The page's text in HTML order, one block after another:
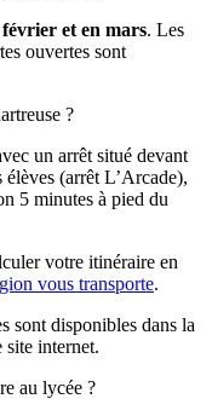
février et en mars. Les
ouvertes sont
?
un arrêt situé devant
élèves (arrêt L’Arcade),
5 minutes à pied du
votre itinéraire en
vous transporte.
sont disponibles dans la
internet.
au lycée ?